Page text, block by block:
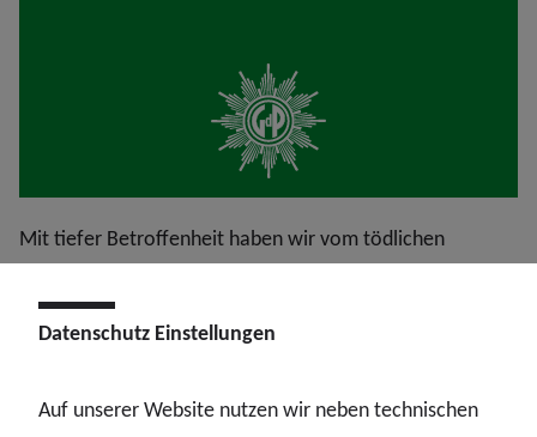
Mit tiefer Betroffenheit haben wir vom tödlichen
dem ein 53-Jähriger Polizeibeamter des Polizeipräsidiums
Kenntnisstand nahm der 53-Jährige an einem dienstlichen
Datenschutz Einstellungen
Auf unserer Website nutzen wir neben technischen